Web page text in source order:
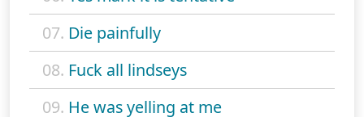
07. Die painfully
08. Fuck all lindseys
09. He was yelling at me